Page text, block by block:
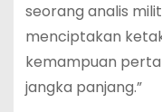
seorang analis
menciptakan
kemampuan
jangka panjang.”